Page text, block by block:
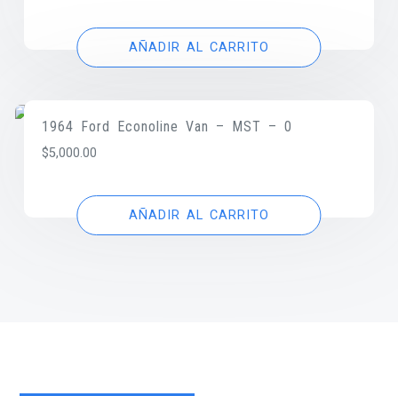
AÑADIR AL CARRITO
1964 Ford Econoline Van – MST – 0
$5,000.00
AÑADIR AL CARRITO